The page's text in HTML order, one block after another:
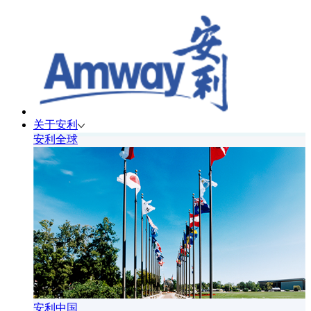
关于安利
安利全球
安利中国